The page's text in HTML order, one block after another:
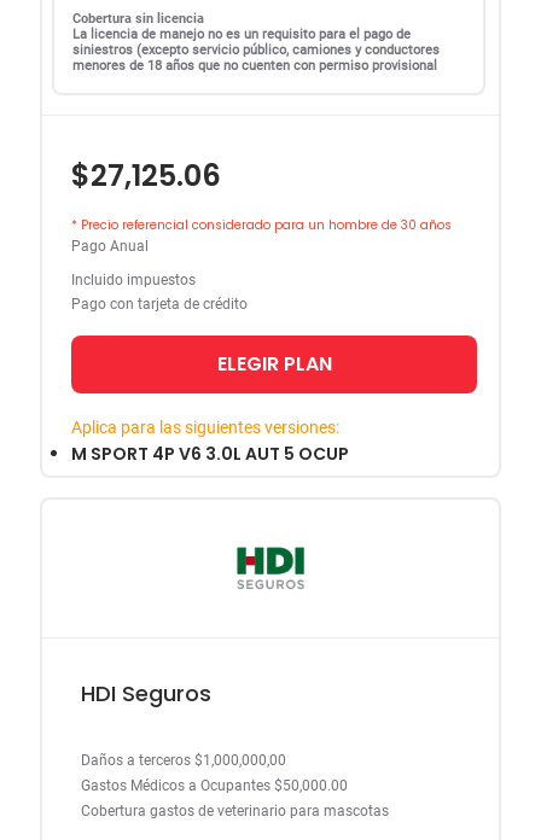
Cobertura sin licencia
La licencia de manejo no es un requisito para el pago de
siniestros (excepto servicio público, camiones y conductores
menores de 18 años que no cuenten con permiso provisional
$27,125.06
* Precio referencial considerado para un hombre de 30 años
Pago Anual
Incluido impuestos
Pago con tarjeta de crédito
ELEGIR PLAN
Aplica para las siguientes versiones:
M SPORT 4P V6 3.0L AUT 5 OCUP
HDI Seguros
Daños a terceros $1,000,000,00
Gastos Médicos a Ocupantes $50,000.00
Cobertura gastos de veterinario para mascotas